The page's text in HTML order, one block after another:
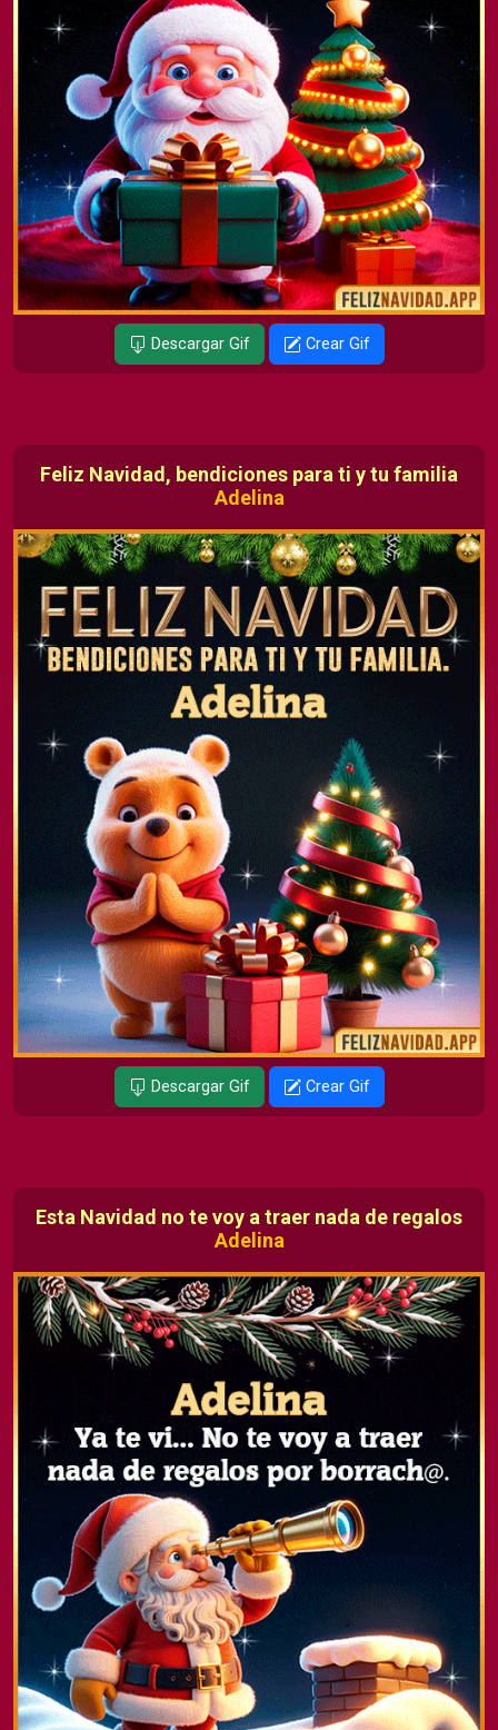
Descargar Gif Crear Gif
Feliz Navidad, bendiciones para ti y tu familia
Adelina
Descargar Gif Crear Gif
Esta Navidad no te voy a traer nada de regalos
Adelina